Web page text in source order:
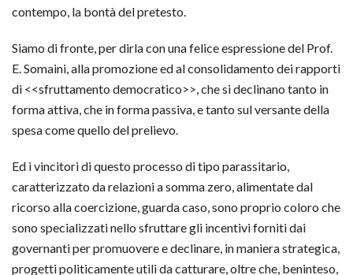
contempo, la bontà del pretesto.
Siamo di fronte, per dirla con una felice espressione del Prof.
E. Somaini, alla promozione ed al consolidamento dei rapporti
di <<sfruttamento democratico>>, che si declinano tanto in
forma attiva, che in forma passiva, e tanto sul versante della
spesa come quello del prelievo.
Ed i vincitori di questo processo di tipo parassitario,
caratterizzato da relazioni a somma zero, alimentate dal
ricorso alla coercizione, guarda caso, sono proprio coloro che
sono specializzati nello sfruttare gli incentivi forniti dai
governanti per promuovere e declinare, in maniera strategica,
progetti politicamente utili da catturare, oltre che, beninteso,